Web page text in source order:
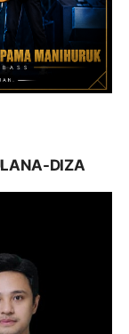
DIZA